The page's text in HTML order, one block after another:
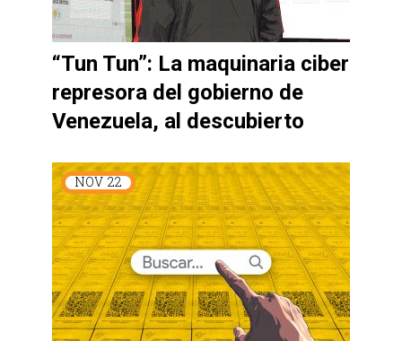
“Tun Tun”: La maquinaria ciber
represora del gobierno de
Venezuela, al descubierto
NOV 22